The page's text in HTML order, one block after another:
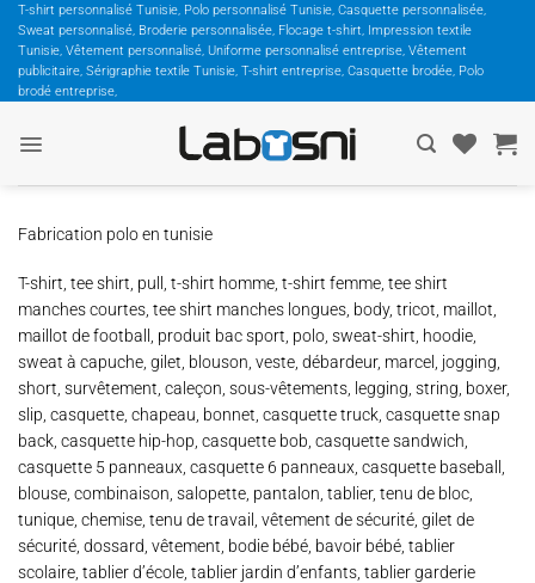
Passer
contenu
T-shirt personnalisé Tunisie, Polo personnalisé Tunisie, Casquette personnalisée,
Sweat personnalisé, Broderie personnalisée, Flocage t-shirt, Impression textile
Tunisie, Vêtement personnalisé, Uniforme personnalisé entreprise, Vêtement
publicitaire, Sérigraphie textile Tunisie, T-shirt entreprise, Casquette brodée, Polo
brodé entreprise,
Fabrication polo en tunisie
T-shirt, tee shirt, pull, t-shirt homme, t-shirt femme, tee shirt
manches courtes, tee shirt manches longues, body, tricot, maillot,
maillot de football, produit bac sport, polo, sweat-shirt, hoodie,
sweat à capuche, gilet, blouson, veste, débardeur, marcel, jogging,
short, survêtement, caleçon, sous-vêtements, legging, string, boxer,
slip, casquette, chapeau, bonnet, casquette truck, casquette snap
back, casquette hip-hop, casquette bob, casquette sandwich,
casquette 5 panneaux, casquette 6 panneaux, casquette baseball,
blouse, combinaison, salopette, pantalon, tablier, tenu de bloc,
tunique, chemise, tenu de travail, vêtement de sécurité, gilet de
sécurité, dossard, vêtement, bodie bébé, bavoir bébé, tablier
scolaire, tablier d’école, tablier jardin d’enfants, tablier garderie